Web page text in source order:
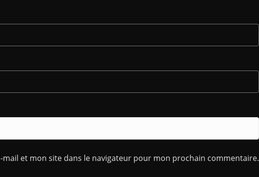
et mon site dans le navigateur pour mon prochain commentaire.